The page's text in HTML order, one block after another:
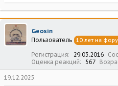
а
к
ц
и
и
Geosin
Пользователь 10 лет на
Регистрация 29.03.2016
Оценка реакций
567
19.12.2025